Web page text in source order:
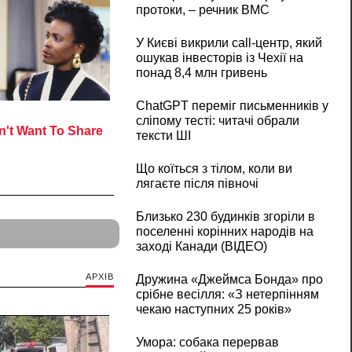
АРХІВ
протоки, – речник ВМС
У Києві викрили call-центр, який
ошукав інвесторів із Чехії на
понад 8,4 млн гривень
ChatGPT переміг письменників у
сліпому тесті: читачі обрали
тексти ШІ
Що коїться з тілом, коли ви
лягаєте після півночі
Близько 230 будинків згоріли в
поселенні корінних народів на
заході Канади (ВІДЕО)
Дружина «Джеймса Бонда» про
срібне весілля: «З нетерпінням
чекаю наступних 25 років»
Умора: собака перервав